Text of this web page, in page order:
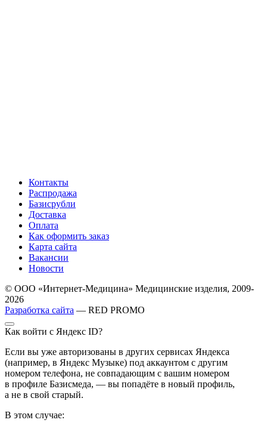
Контакты
Распродажа
Базисрубли
Доставка
Оплата
Как оформить заказ
Карта сайта
Вакансии
Новости
© ООО «Интернет-Медицина» Медицинские изделия, 2009-
2026
Разработка сайта — RED PROMO
Как войти с Яндекс ID?
Если вы уже авторизованы в других сервисах Яндекса
(например, в Яндекс Музыке) под аккаунтом с другим
номером телефона, не совпадающим с вашим номером
в профиле Базисмеда, — вы попадёте в новый профиль,
а не в свой старый.
В этом случае: